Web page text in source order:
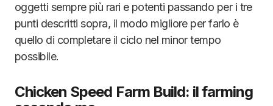
oggetti sempre più rari e potenti passando per i tre
punti descritti sopra, il modo migliore per farlo è
quello di completare il ciclo nel minor tempo
possibile.
Chicken Speed Farm Build: il farming